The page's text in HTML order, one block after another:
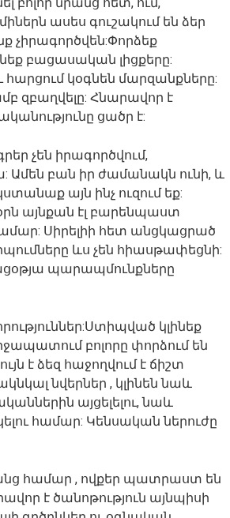
ասես գուշակում են ձեր
չիրագործվեն:Փորձեք
բացասական լիցքերը:
հարցում կօգնեն մարզանքները:
զբաղվելը: Հնարավոր է
ցածր է:
չեն իրագործվում,
բան իր ժամանակն ունի, և
այն ինչ ուզում եք:
այնքան էլ բարենպաստ
Սիրելիի հետ անցկացրած
ևս չեն հիասթափեցնի:
պարապմունքները
կլինեք
բոլորը փորձում են
է ձեզ հաջողվում է ճիշտ
նվերներ , կլինեն նաև
այցելելու, նաև
համար: Կենսական ներուժը
համար , ովքեր պատրաստ են
է ծանոթություն այնպիսի